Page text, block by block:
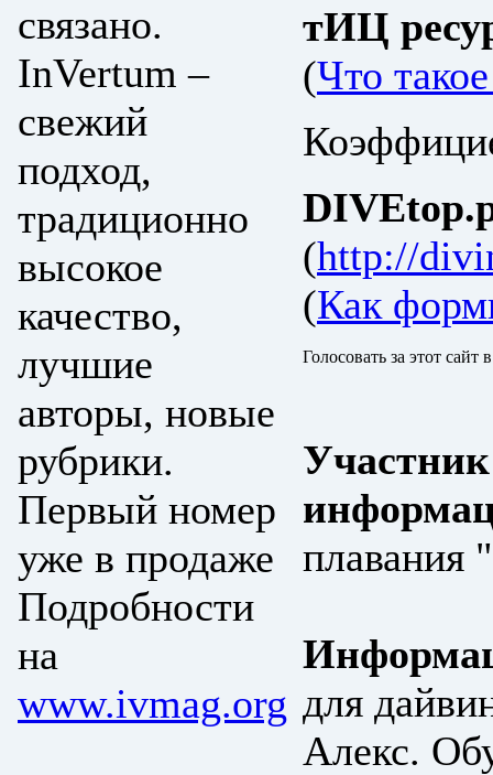
связано.
InVertum –
свежий
подход,
традиционно
высокое
качество,
лучшие
авторы, новые
рубрики.
Первый номер
уже в продаже
Подробности
на
www.ivmag.org
тИЦ
(Что
(http://
(Как
Голосовать за этот сайт
для
Алекс.